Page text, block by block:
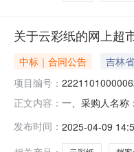
关于云彩纸的网上超
中标｜合同公告 吉林
项目编号：
正文内容： 一、采购人名称
型号单位数量单
发布时间： 2025-04-09